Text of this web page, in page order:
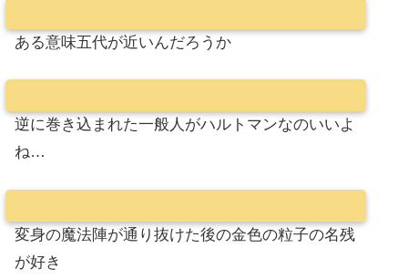
ある意味五代が近いんだろうか
逆に巻き込まれた一般人がハルトマンなのいいよ
ね…
変身の魔法陣が通り抜けた後の金色の粒子の名残
が好き